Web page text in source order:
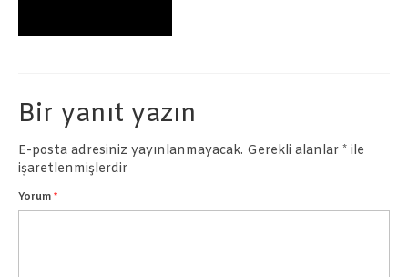
Bir yanıt yazın
E-posta adresiniz yayınlanmayacak. Gerekli alanlar * ile
işaretlenmişlerdir
Yorum *